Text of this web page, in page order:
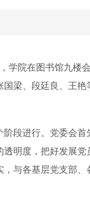
学院在图书馆九楼
国梁、段廷良、王
阶段进行。党委会首
透明度，把好发展
，与各基层党支部